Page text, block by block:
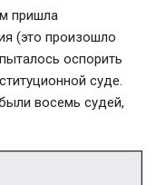
пришла
(это произошло
оспорить
суде.
восемь судей,